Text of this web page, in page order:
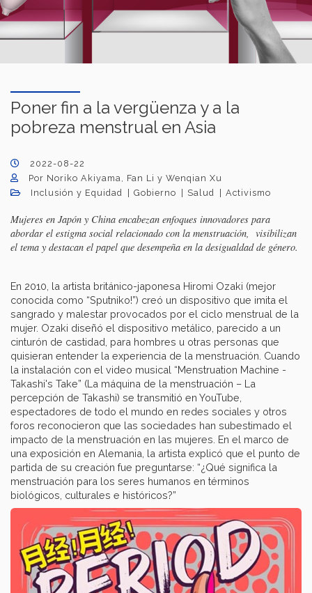
Poner fin a la vergüenza y a la
pobreza menstrual en Asia
2022-08-22
Por Noriko Akiyama, Fan Li y Wenqian Xu
Inclusión y Equidad
Gobierno Salud Activismo
Mujeres en Japón y China encabezan enfoques innovadores para
abordar el estigma social relacionado con la menstruación, visibilizan
el tema y destacan el papel que desempeña en la desigualdad de género.
En 2010, la artista británico-japonesa Hiromi Ozaki (mejor
conocida como “Sputniko!”) creó un dispositivo que imita el
sangrado y malestar provocados por el ciclo menstrual de la
mujer. Ozaki diseñó el dispositivo metálico, parecido a un
cinturón de castidad, para hombres u otras personas que
quisieran entender la experiencia de la menstruación. Cuando
la instalación con el video musical “Menstruation Machine -
Takashi's Take” (La máquina de la menstruación – La
percepción de Takashi) se transmitió en YouTube,
espectadores de todo el mundo en redes sociales y otros
foros reconocieron que las sociedades han subestimado el
impacto de la menstruación en las mujeres. En el marco de
una exposición en Alemania, la artista explicó que el punto de
partida de su creación fue preguntarse: “¿Qué significa la
menstruación para los seres humanos en términos
biológicos, culturales e históricos?”